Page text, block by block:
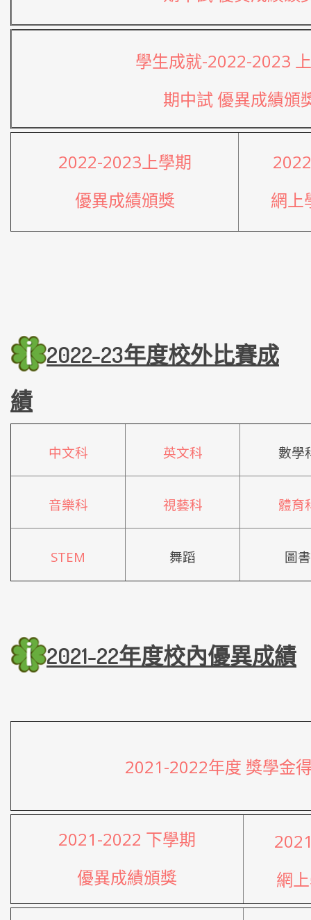
學生成就-2022-2023
期中試 優異成績頒
2022-2023上學期
優異成績頒獎
網上
2022-23年度校外比賽成
績
中文科 英文科 數學
音樂科 視藝科 體育
STEM 舞蹈 圖書
2021-22年度校內優異成績
2021-2022年度 獎學金
2021-2022 下學期
優異成績頒獎
網